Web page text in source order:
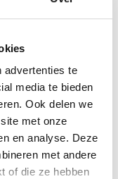
advertenties te
media te bieden
Ook delen we
met onze
en analyse. Deze
met andere
of die ze hebben
in